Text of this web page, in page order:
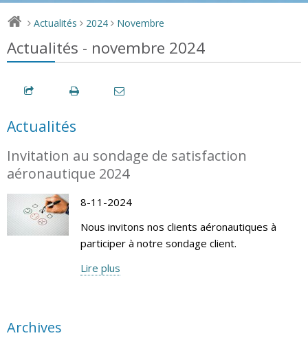
> Actualités > 2024 > Novembre
Actualités - novembre 2024
Actualités
Invitation au sondage de satisfaction
aéronautique 2024
8-11-2024
Nous invitons nos clients aéronautiques à
participer à notre sondage client.
Lire plus
Archives